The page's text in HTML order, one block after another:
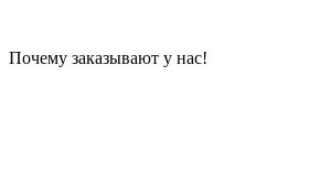
Почему заказывают у нас!